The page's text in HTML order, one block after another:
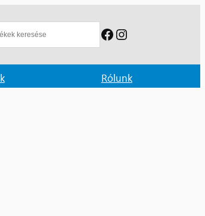
Facebook
Instagram
Rólunk